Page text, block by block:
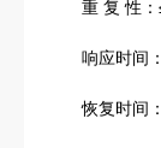
重 复 性：
响应时间：
恢复时间